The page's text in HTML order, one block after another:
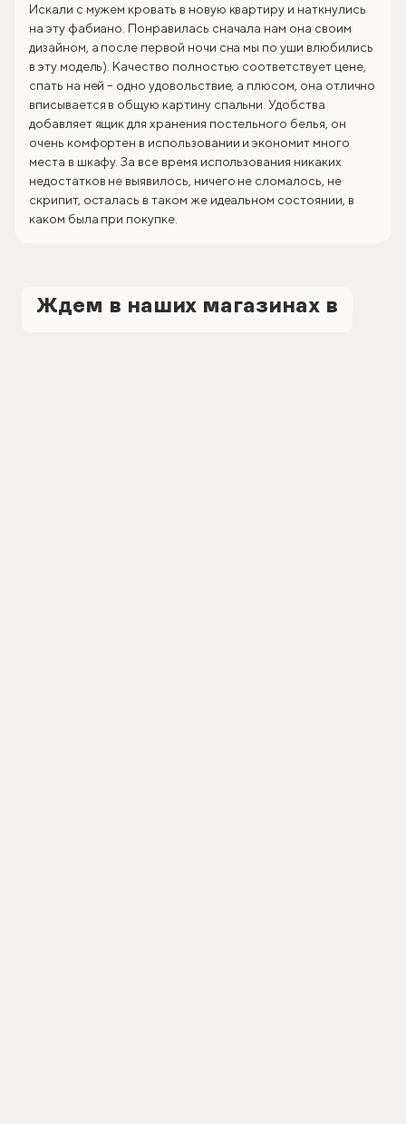
Искали с мужем кровать в новую квартиру и наткнулись
на эту фабиано. Понравилась сначала нам она своим
дизайном, а после первой ночи сна мы по уши влюбились
в эту модель). Качество полностью соответствует цене,
спать на ней – одно удовольствие, а плюсом, она отлично
вписывается в общую картину спальни. Удобства
добавляет ящик для хранения постельного белья, он
очень комфортен в использовании и экономит много
места в шкафу. За все время использования никаких
недостатков не выявилось, ничего не сломалось, не
скрипит, осталась в таком же идеальном состоянии, в
каком была при покупке.
Ждем в наших магазинах в